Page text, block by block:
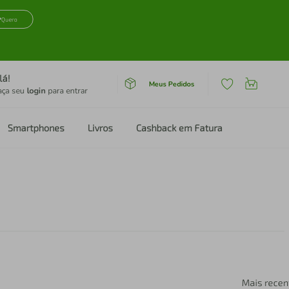
Quero
seu login para entrar
Meus Pedidos
Smartphones Livros Cashback em Fatura
Mais